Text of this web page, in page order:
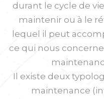
durant le cycle de
maintenir ou à le
lequel il peut
ce qui nous
Il existe deux
maintenance